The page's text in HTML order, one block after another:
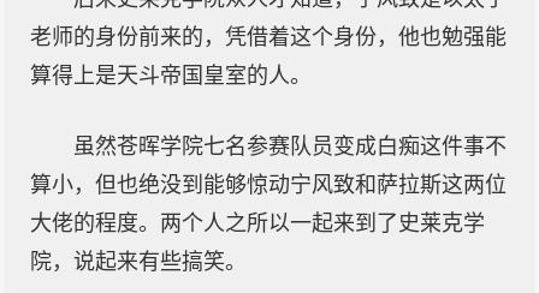
老师的身份前来的，凭借着这个身份，他也勉强能
算得上是天斗帝国皇室的人。
虽然苍晖学院七名参赛队员变成白痴这件事不
算小，但也绝没到能够惊动宁风致和萨拉斯这两位
大佬的程度。两个人之所以一起来到了史莱克学
院，说起来有些搞笑。